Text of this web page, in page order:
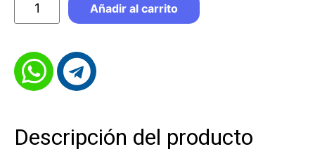
Añadir al carrito
Descripción del producto